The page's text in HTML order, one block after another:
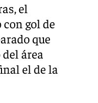
el
gol de
que
área
el de la